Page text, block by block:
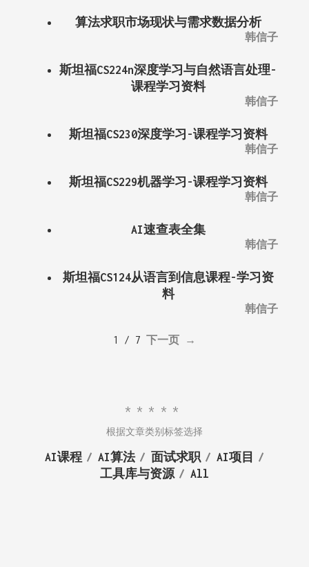
算法求职市场现状与需求数据分析
韩信子
斯坦福CS224n深度学习与自然语言处理-
课程学习资料
韩信子
斯坦福CS230深度学习-课程学习资料
韩信子
斯坦福CS229机器学习-课程学习资料
韩信子
AI速查表全集
韩信子
斯坦福CS124从语言到信息课程-学习资
料
韩信子
1 / 7 下一页 →
*****
根据文章类别标签选择
AI课程 AI算法 面试求职
AI项目
工具库与资源
All